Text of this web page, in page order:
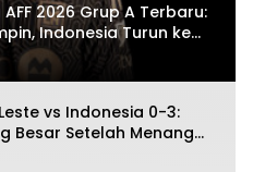
2026 Grup A Terbaru:
Indonesia Turun ke
vs Indonesia 0-3:
Besar Setelah Menang